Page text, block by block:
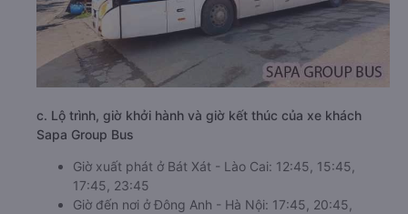
c. Lộ trình, giờ khởi hành và giờ kết thúc của xe khách
Sapa Group Bus
Giờ xuất phát ở Bát Xát - Lào Cai: 12:45, 15:45,
17:45, 23:45
Giờ đến nơi ở Đông Anh - Hà Nội: 17:45, 20:45,